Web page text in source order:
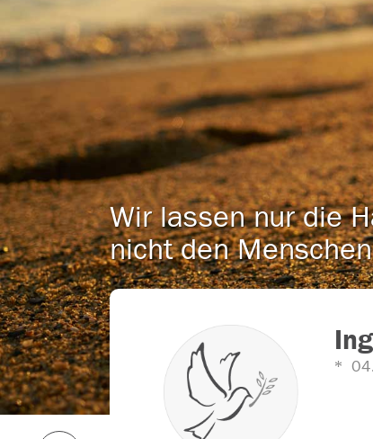
Wir lassen nur die
nicht den